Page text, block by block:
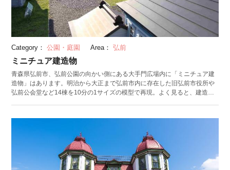
Category： 公園・庭園 Area： 弘前
ミニチュア建造物
青森県弘前市、弘前公園の向かい側にある大手門広場内に「ミニチュア建
造物」はあります。明治から大正まで弘前市内に存在した旧弘前市役所や
弘前公会堂など14棟を10分の1サイズの模型で再現。よく見ると、建造物
撮れるかもしれませんよ。 また、隣接している実物の洋館とミニチュア版
を間近で見比べることもできるので、この機会にぜひじっくり観察してみ